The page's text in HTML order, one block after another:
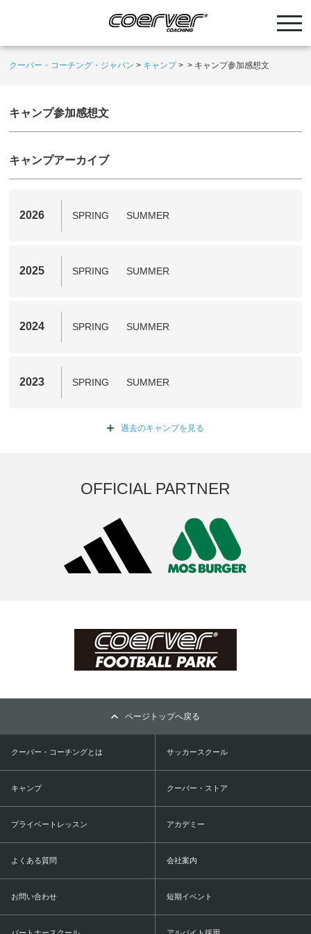
クーバー・コーチング・ジャパン > キャンプ> > キャンプ参加感想文
キャンプ参加感想文
キャンプアーカイブ
2026 SPRING SUMMER
2025 SPRING SUMMER
2024 SPRING SUMMER
2023 SPRING SUMMER
過去のキャンプを 見る
OFFICIAL PARTNER
ページトップへ戻る
クーバー・コーチングとは サッカースクール
キャンプ クーバー・ストア
プライベートレッスン アカデミー
よくある質問 会社案内
お問い合わせ 短期イベント